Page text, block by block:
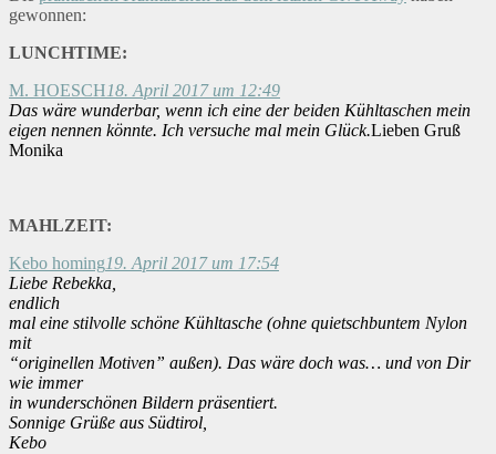
gewonnen:
LUNCHTIME:
M. HOESCH18. April 2017 um 12:49
Das wäre wunderbar, wenn ich eine der beiden Kühltaschen mein
eigen nennen könnte. Ich versuche mal mein Glück.Lieben Gruß
Monika
MAHLZEIT:
Kebo homing19. April 2017 um 17:54
Liebe Rebekka,
endlich
mal eine stilvolle schöne Kühltasche (ohne quietschbuntem Nylon
mit
“originellen Motiven” außen). Das wäre doch was… und von Dir
wie immer
in wunderschönen Bildern präsentiert.
Sonnige Grüße aus Südtirol,
Kebo